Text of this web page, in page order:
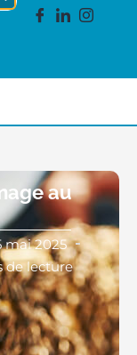
au
mai 2025
de lecture